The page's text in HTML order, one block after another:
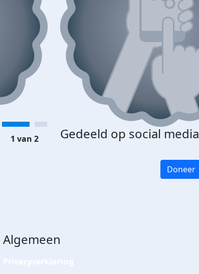
Gedeeld op social media
1 van 2
Doneer
Algemeen